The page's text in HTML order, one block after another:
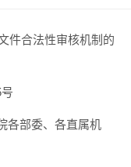
件合法性审核机制的
各部委、各直属机